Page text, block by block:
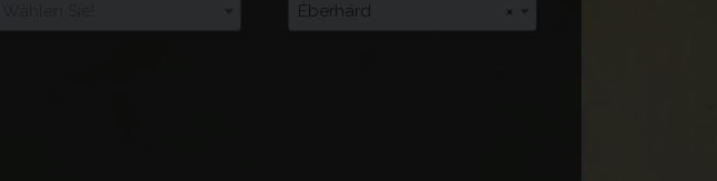
×
Éberhárd